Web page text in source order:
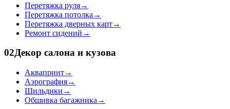
Перетяжка руля→
Перетяжка потолка →
Перетяжка дверных карт→
Ремонт сидений →
02Декор салона и кузова
Аквапринт→
Аэрография→
Шильдики →
Обшивка багажника →